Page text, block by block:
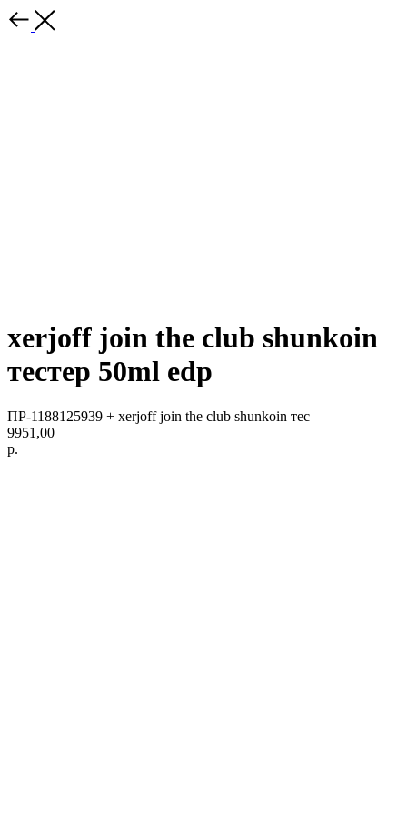
xerjoff join the club shunkoin
тестер 50ml edp
ПР-1188125939 + xerjoff join the club shunkoin тес
9951,00
р.